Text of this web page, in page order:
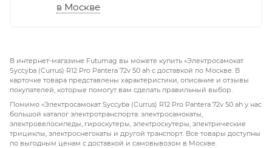
в Москве
В интернет-магазине Futumag вы можете купить «Электросамокат
Syccyba (Currus) R12 Pro Pantera 72v 50 ah с доставкой по Москве. В
карточке товара представлены характеристики, описание и отзывы
покупателей, которые помогут вам сделать правильный выбор.
Помимо «Электросамокат Syccyba (Currus) R12 Pro Pantera 72v 50 ah у нас
большой каталог электротранспорта: электросамокаты,
электровелосипеды, гироскутеры, электроскутеры, электрические
трициклы, электроснегокаты и другой транспорт. Все товары доступны
по выгодным ценам с доставкой и самовывозом в Москве.